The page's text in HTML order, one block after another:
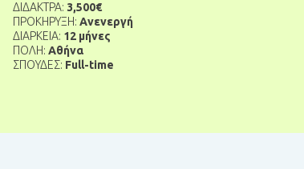
ΔΙΔΑΚΤΡΑ: 3,500€
ΠΡΟΚΗΡΥΞΗ:Ανενεργή
ΔΙΑΡΚΕΙΑ: 12 μήνες
ΠΟΛΗ:Αθήνα
ΣΠΟΥΔΕΣ: Full-time